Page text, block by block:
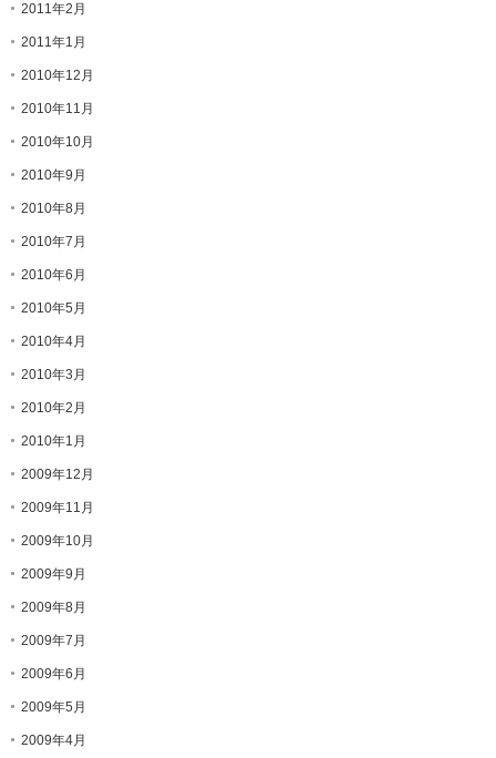
2011年2月
2011年1月
2010年12月
2010年11月
2010年10月
2010年9月
2010年8月
2010年7月
2010年6月
2010年5月
2010年4月
2010年3月
2010年2月
2010年1月
2009年12月
2009年11月
2009年10月
2009年9月
2009年8月
2009年7月
2009年6月
2009年5月
2009年4月